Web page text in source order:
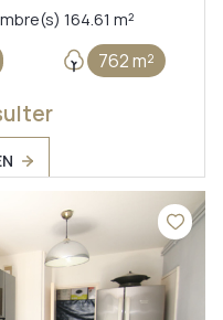
Maison 7 pièce(s) 5 chambre(s) 164.61 m²
762 m²